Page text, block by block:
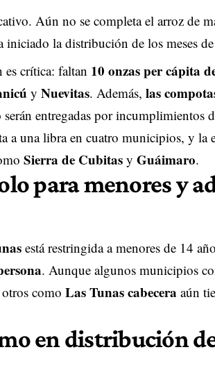
Aún no se completa el arroz de
iniciado la distribución de los meses
crítica: faltan 10 onzas per cápita
y Nuevitas. Además, las
entregadas por incumplimientos
a una libra en cuatro municipios, y la
Sierra de Cubitasy Guáimaro.
para menores y
está restringida a menores de 14
. Aunque algunos municipios
como Las Tunas cabecera aún
en distribución